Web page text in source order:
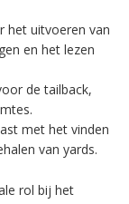
het uitvoeren van
en het lezen
de tailback,
met het vinden
van yards.
rol bij het